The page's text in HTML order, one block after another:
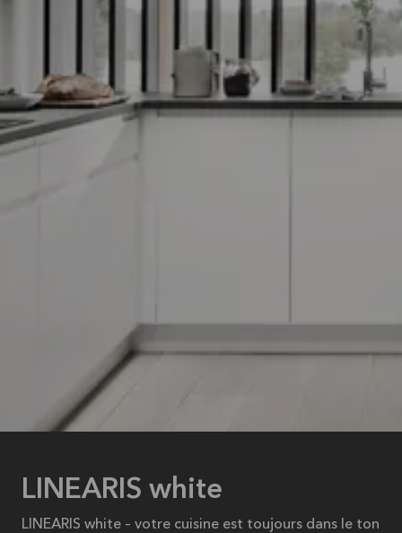
LINEARIS white
LINEARIS white – votre cuisine est toujours dans le ton